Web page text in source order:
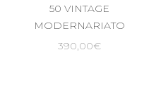
50 VINTAGE
MODERNARIATO
390,00€